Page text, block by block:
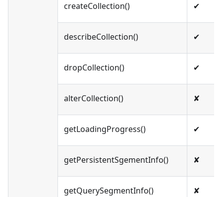
createCollection() ✔︎
describeCollection() ✔︎
dropCollection() ✔︎
alterCollection() ✘
getLoadingProgress() ✔︎
getPersistentSgementInfo() ✘
getQuerySegmentInfo() ✘